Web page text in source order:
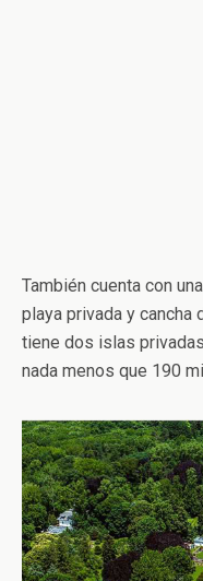
También cuenta con
playa privada y cancha
tiene dos islas
nada menos que 190